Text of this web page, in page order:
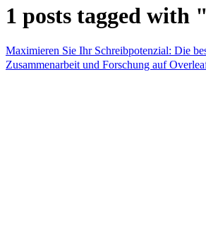
1 posts tagged with
Maximieren Sie Ihr Schreibpotenzial: Die
Zusammenarbeit und Forschung auf